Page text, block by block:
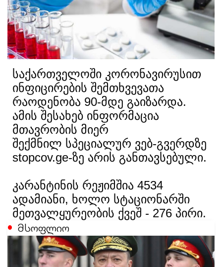
საქართველოში კორონავირუსით
ინფიცირების შემთხვევათა
რაოდენობა 90-მდე გაიზარდა.
ამის შესახებ ინფორმაცია
მთავრობის მიერ
შექმნილ სპეციალურ ვებ-გვერდზე
stopcov.ge-ზე არის განთავსებული.
კარანტინის რეჟიმშია 4534
ადამიანი, ხოლო სტაციონარში
მეთვალყურეობის ქვეშ - 276 პირი.
მსოფლიო